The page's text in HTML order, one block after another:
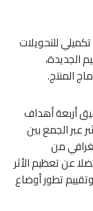
للتحويلات
الجديدة،
المنتج.
أربعة أهداف
عبر الجمع بين
من
عن تعظيم الأثر
تطور أوضاع